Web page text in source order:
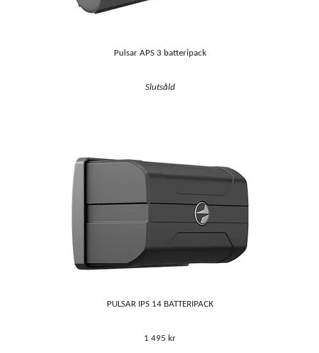
Pulsar APS 3 batteripack
Slutsåld
PULSAR IPS 14 BATTERIPACK
1 495 kr